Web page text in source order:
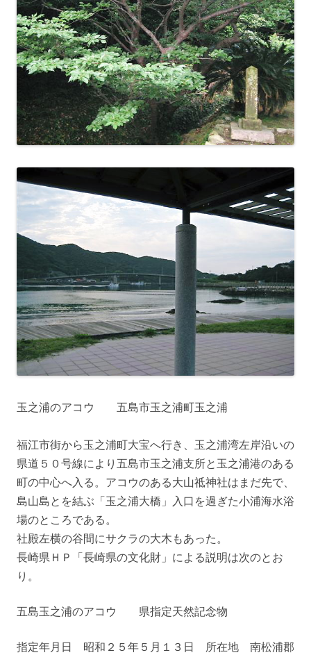
玉之浦のアコウ 五島市玉之浦町玉之浦
福江市街から玉之浦町大宝へ行き、玉之浦湾左岸沿いの
県道５０号線により五島市玉之浦支所と玉之浦港のある
町の中心へ入る。アコウのある大山祗神社はまだ先で、
島山島とを結ぶ「玉之浦大橋」入口を過ぎた小浦海水浴
場のところである。
社殿左横の谷間にサクラの大木もあった。
長崎県ＨＰ「長崎県の文化財」による説明は次のとお
り。
五島玉之浦のアコウ 県指定天然記念物
指定年月日 昭和２５年５月１３日 所在地 南松浦郡